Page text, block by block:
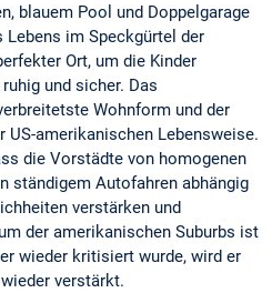
blauem Pool und Doppelgarage
im Speckgürtel der
Ort, um die Kinder
und sicher. Das
Wohnform und der
amerikanischen Lebensweise.
die Vorstädte von homogenen
ständigem Autofahren abhängig
verstärken und
der amerikanischen Suburbs ist
wieder kritisiert wurde, wird er
verstärkt.